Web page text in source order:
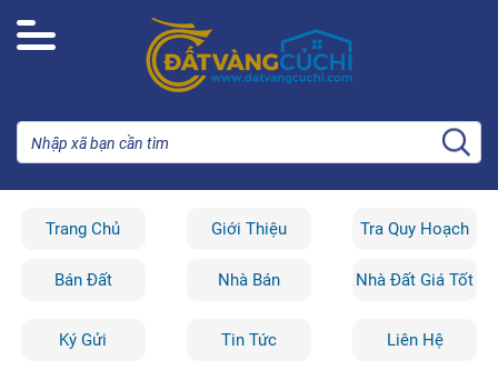
Trang Chủ Giới Thiệu Tra Quy Hoạch
Bán Đất Nhà Bán Nhà Đất Giá Tốt
Ký Gửi Tin Tức Liên Hệ